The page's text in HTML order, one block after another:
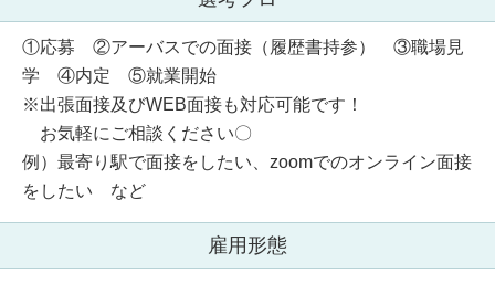
①応募 ②アーバスでの面接（履歴書持参） ③職場見
学 ④内定 ⑤就業開始
※出張面接及びWEB面接も対応可能です！
お気軽にご相談ください〇
例）最寄り駅で面接をしたい、zoomでのオンライン面接
をしたい など
雇用形態